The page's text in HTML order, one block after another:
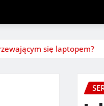
się laptopem?